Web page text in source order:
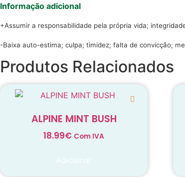
Informação adicional
+Assumir a responsabilidade pela própria vida;
-Baixa auto-estima; culpa; timidez; falta de convicção;
Produtos Relacionados
ALPINE MINT BUSH
18.99€ Com IVA
Adicionar